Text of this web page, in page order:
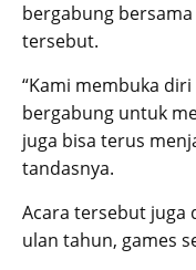
bergabung
tersebut.
“Kami membuka
bergabung untuk
juga bisa terus
tandasnya.
Acara tersebut juga
ulan tahun, games